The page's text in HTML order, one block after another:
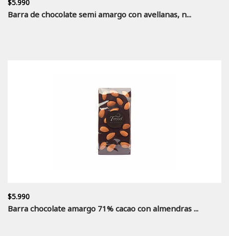
$5.990
Barra de chocolate semi amargo con avellanas, n...
$5.990
Barra chocolate amargo 71% cacao con almendras ...